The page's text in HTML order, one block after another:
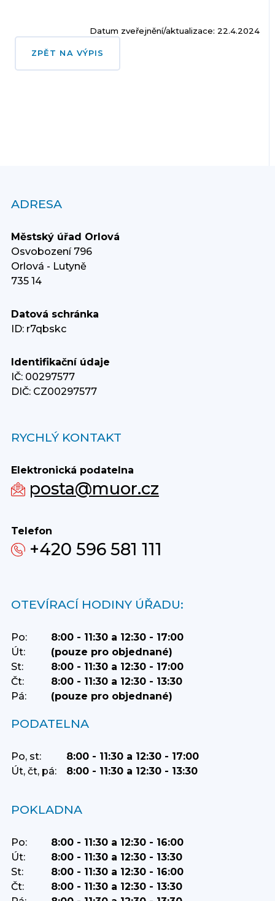
Datum zveřejnění/aktualizace: 22.4.2024
ZPĚT NA VÝPIS
ADRESA
Městský úřad Orlová
Osvobození 796
Orlová - Lutyně
735 14
Datová schránka
ID: r7qbskc
Identifikační údaje
IČ: 00297577
DIČ: CZ00297577
RYCHLÝ KONTAKT
Elektronická podatelna
posta@muor.cz
Telefon
+420 596 581 111
OTEVÍRACÍ HODINY ÚŘADU:
Po:
8:00 - 11:30 a 12:30 - 17:00
Út:
(pouze pro objednané)
St:
8:00 - 11:30 a 12:30 - 17:00
Čt:
8:00 - 11:30 a 12:30 - 13:30
Pá:
(pouze pro objednané)
PODATELNA
Po, st:
8:00 - 11:30 a 12:30 - 17:00
Út, čt, pá:
8:00 - 11:30 a 12:30 - 13:30
POKLADNA
Po:
8:00 - 11:30 a 12:30 - 16:00
Út:
8:00 - 11:30 a 12:30 - 13:30
St:
8:00 - 11:30 a 12:30 - 16:00
Čt:
8:00 - 11:30 a 12:30 - 13:30